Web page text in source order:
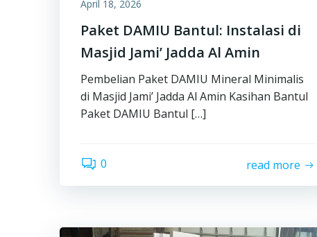
April 18, 2026
Paket DAMIU Bantul: Instalasi di
Masjid Jami’ Jadda Al Amin
Pembelian Paket DAMIU Mineral Minimalis
di Masjid Jami’ Jadda Al Amin Kasihan Bantul
Paket DAMIU Bantul […]
0 read more